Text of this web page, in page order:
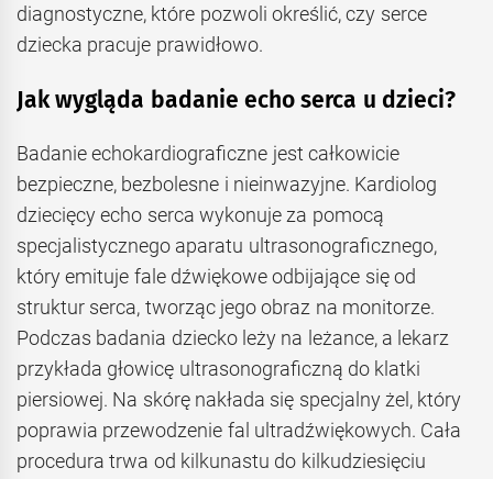
diagnostyczne, które pozwoli określić, czy serce
dziecka pracuje prawidłowo.
Jak wygląda badanie echo serca u dzieci?
Badanie echokardiograficzne jest całkowicie
bezpieczne, bezbolesne i nieinwazyjne. Kardiolog
dziecięcy echo serca wykonuje za pomocą
specjalistycznego aparatu ultrasonograficznego,
który emituje fale dźwiękowe odbijające się od
struktur serca, tworząc jego obraz na monitorze.
Podczas badania dziecko leży na leżance, a lekarz
przykłada głowicę ultrasonograficzną do klatki
piersiowej. Na skórę nakłada się specjalny żel, który
poprawia przewodzenie fal ultradźwiękowych. Cała
procedura trwa od kilkunastu do kilkudziesięciu